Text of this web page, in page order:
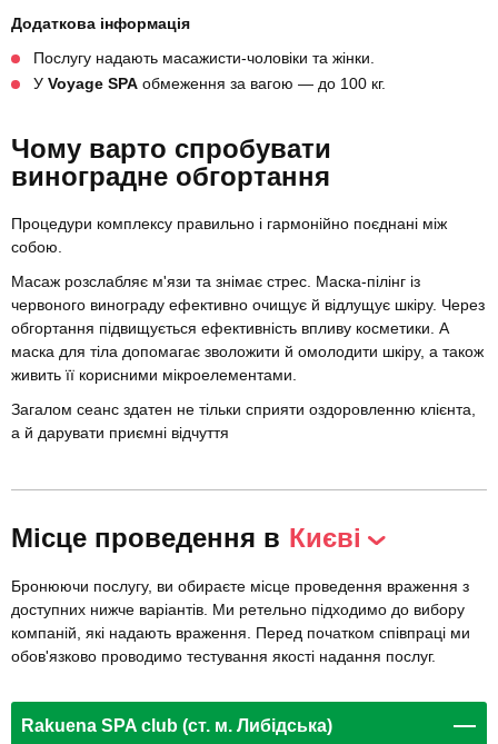
Додаткова інформація
Послугу надають масажисти-чоловіки та жінки.
У Voyage SPA обмеження за вагою — до 100 кг.
Чому варто спробувати
виноградне обгортання
Процедури комплексу правильно і гармонійно поєднані між
собою.
Масаж розслабляє м'язи та знімає стрес. Маска-пілінг із
червоного винограду ефективно очищує й відлущує шкіру. Через
обгортання підвищується ефективність впливу косметики. А
маска для тіла допомагає зволожити й омолодити шкіру, а також
живить її корисними мікроелементами.
Загалом сеанс здатен не тільки сприяти оздоровленню клієнта,
а й дарувати приємні відчуття
Місце проведення в Києві
Бронюючи послугу, ви обираєте місце проведення враження з
доступних нижче варіантів. Ми ретельно підходимо до вибору
компаній, які надають враження. Перед початком співпраці ми
обов'язково проводимо тестування якості надання послуг.
Rakuena SPA club (ст. м. Либідська)